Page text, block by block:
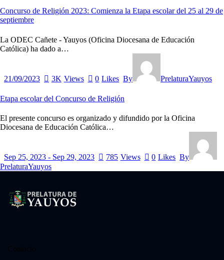
Concurso de Religión 2023: Comienza la Etapa escolar del 25 al 29 de
septiembre
La ODEC Cañete - Yauyos (Oficina Diocesana de Educación
Católica) ha dado a…
21/09/2023 3K Views 0 Likes By PrelaturaYauyos
Etapa escolar del Concurso de Religión
El presente concurso es organizado y difundido por la Oficina
Diocesana de Educación Católica…
Sep 25, 2023 - Sep 29, 2023 785 Views 0 Likes By
PrelaturaYauyos